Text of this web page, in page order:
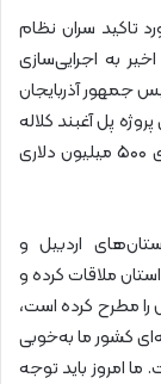
تاکید سران نظام
به اجرایی‌سازی
جمهور آذربایجان
اجرای پروژه پل آغبند کلاله
صادر کرده و اتصال ریلی نیز در آینده با سرمایه‌گذاری ۵۰۰ میلیون دلاری
اردبیل و
ملاقات کرده و
را مطرح کرده است،
کشور ما به‌خوبی
ما امروز باید توجه